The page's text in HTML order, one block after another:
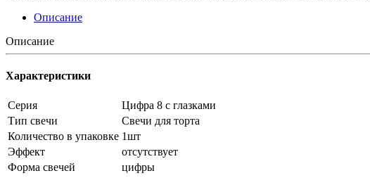
Описание
Описание
Характеристики
Серия
Цифра 8 с глазками
Тип свечи
Свечи для торта
Количество в упаковке 1шт
Эффект
отсутствует
Форма свечей
цифры